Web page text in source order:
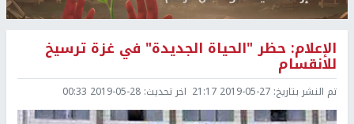
الإعلام: حظر "الحياة الجديدة" في غزة ترسيخ
للانقسام
تم النشر بتاريخ: 2019-05-27 21:17 اخر تحديث: 2019-05-28 00:33